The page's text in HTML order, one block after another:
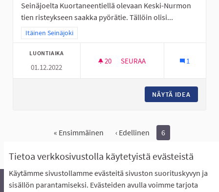
Tietoa verkkosivustolla käytetyistä evästeistä
Käytämme sivustollamme evästeitä sivuston suorituskyvyn ja
sisällön parantamiseksi. Evästeiden avulla voimme tarjota
Seinäjoelta Kuortaneentiellä olevaan Keski-Nurmon
tien risteykseen saakka pyörätie. Tällöin olisi...
Rajaa tulokset teeman mukaan: Itäinen Seinäjoki
Itäinen Seinäjoki
LUONTIAIKA
01.12.2022
20 20 SEURAAJAA
SEURAA 1
NÄYTÄ IDEA
« Ensimmäinen ‹ Edellinen 6
Näytä kaikki peruutetut ideat